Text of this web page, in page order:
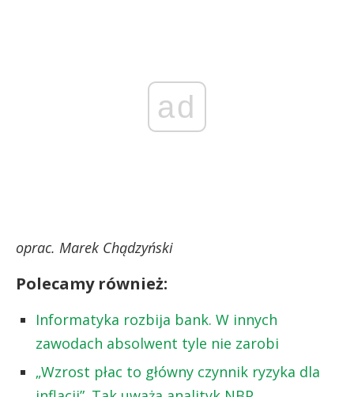
ad
oprac. Marek Chądzyński
Polecamy również:
Informatyka rozbija bank. W innych
zawodach absolwent tyle nie zarobi
„Wzrost płac to główny czynnik ryzyka dla